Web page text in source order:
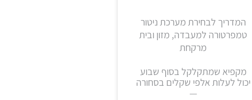
המדריך לבחירת מערכת ניטור
טמפרטורה למעבדה, מזון ובית
מרקחת
מקפיא שמתקלקל בסוף שבוע
יכול לעלות אלפי שקלים בסחורה
—